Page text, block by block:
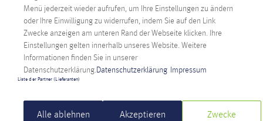
Das ließ Paul jedoch nicht entmutigen. Der Prozess der
Eisherstellung, wie ihn Paul beschreibt, ist weitaus mehr als
nur das Mischen von Zutaten – es ist eine Wissenschaft, die
viel Geduld und Präzision erfordert – genau diese Geduld und
Präzision zieht sich wie ein roter Faden durch Pauls Leben,
sowohl in seinem Beruf als auch in seinem Hobby.
Die Wahl der richtigen Zutaten und die Technik
dahinter
Menü jederzeit wieder aufrufen, um Ihre Einstellungen zu ändern
oder Ihre Einwilligung zu widerrufen, indem Sie auf den Link
Zwecke anzeigen am unteren Rand der Webseite klicken. Ihre
Einstellungen gelten innerhalb unseres Website. Weitere
Informationen finden Sie in unserer
Datenschutzerklärung. Datenschutzerklärung Impressum
Liste der Partner (Lieferanten)
Alle ablehnen Akzeptieren
Zwecke